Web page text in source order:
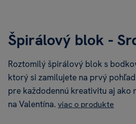
Špirálový blok -
Roztomilý špirálový blok s
ktorý si zamilujete na prvý
pre každodennú kreativitu aj ako
na Valentína. viac o produkte